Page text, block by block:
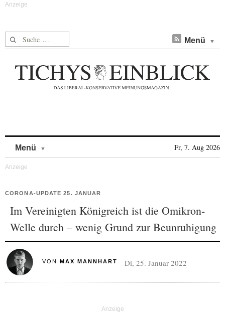
Suche nach: Menü
Menü Fr, 7. Aug 2026
CORONA-UPDATE 25. JANUAR
Im Vereinigten Königreich ist die Omikron-
Welle durch – wenig Grund zur Beunruhigung
VON MAX MANNHART Di, 25. Januar 2022